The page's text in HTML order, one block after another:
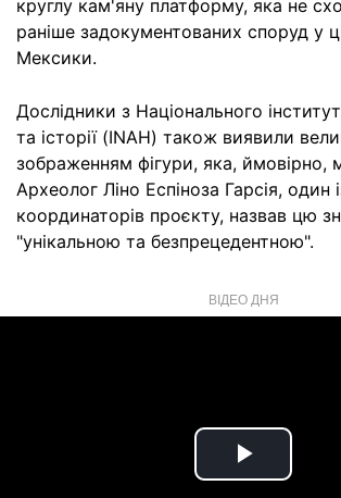
круглу кам'яну платформу, яка не
раніше задокументованих споруд у
Мексики.
Дослідники з Національного
та історії (INAH) також виявили
зображенням фігури, яка, ймовірно,
Археолог Ліно Еспіноза Гарсія, один
координаторів проєкту, назвав цю
"унікальною та безпрецедентною".
ВІДЕО ДНЯ
Play